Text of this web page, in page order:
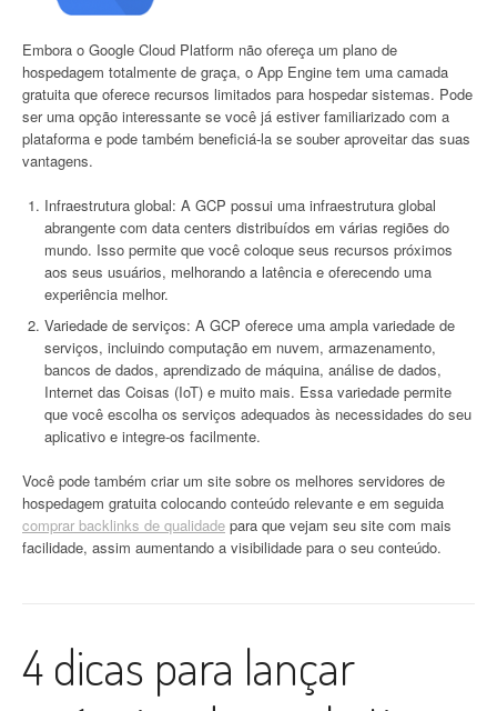
Embora o Google Cloud Platform não ofereça um plano de
hospedagem totalmente de graça, o App Engine tem uma camada
gratuita que oferece recursos limitados para hospedar sistemas. Pode
ser uma opção interessante se você já estiver familiarizado com a
plataforma e pode também beneficiá-la se souber aproveitar das suas
vantagens.
Infraestrutura global: A GCP possui uma infraestrutura global
abrangente com data centers distribuídos em várias regiões do
mundo. Isso permite que você coloque seus recursos próximos
aos seus usuários, melhorando a latência e oferecendo uma
experiência melhor.
Variedade de serviços: A GCP oferece uma ampla variedade de
serviços, incluindo computação em nuvem, armazenamento,
bancos de dados, aprendizado de máquina, análise de dados,
Internet das Coisas (IoT) e muito mais. Essa variedade permite
que você escolha os serviços adequados às necessidades do seu
aplicativo e integre-os facilmente.
Você pode também criar um site sobre os melhores servidores de
hospedagem gratuita colocando conteúdo relevante e em seguida
comprar backlinks de qualidade para que vejam seu site com mais
facilidade, assim aumentando a visibilidade para o seu conteúdo.
4 dicas para lançar